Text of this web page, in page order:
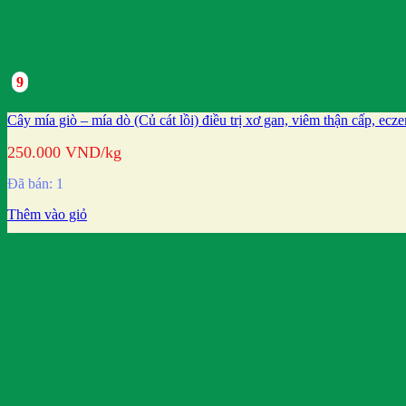
9
Cây mía giò – mía dò (Củ cát lồi) điều trị xơ gan, viêm thận cấp,
250.000 VND/kg
Đã bán: 1
Thêm vào giỏ